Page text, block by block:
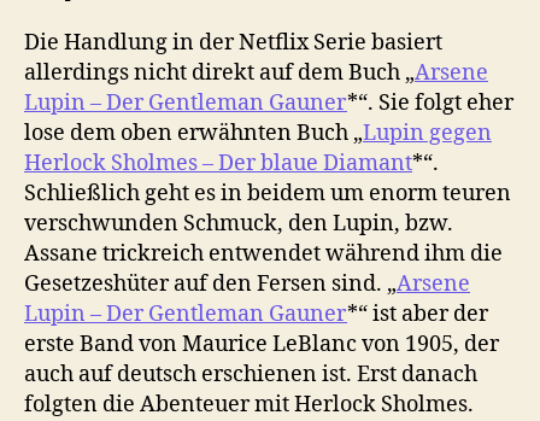
Die Handlung in der Netflix Serie basiert
allerdings nicht direkt auf dem Buch „Arsene
Lupin – Der Gentleman Gauner*“. Sie folgt eher
lose dem oben erwähnten Buch „Lupin gegen
Herlock Sholmes – Der blaue Diamant*“.
Schließlich geht es in beidem um enorm teuren
verschwunden Schmuck, den Lupin, bzw.
Assane trickreich entwendet während ihm die
Gesetzeshüter auf den Fersen sind. „Arsene
Lupin – Der Gentleman Gauner*“ ist aber der
erste Band von Maurice LeBlanc von 1905, der
auch auf deutsch erschienen ist. Erst danach
folgten die Abenteuer mit Herlock Sholmes.